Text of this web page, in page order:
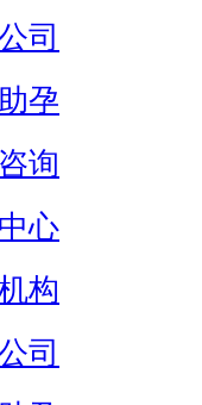
司
孕
询
心
构
司